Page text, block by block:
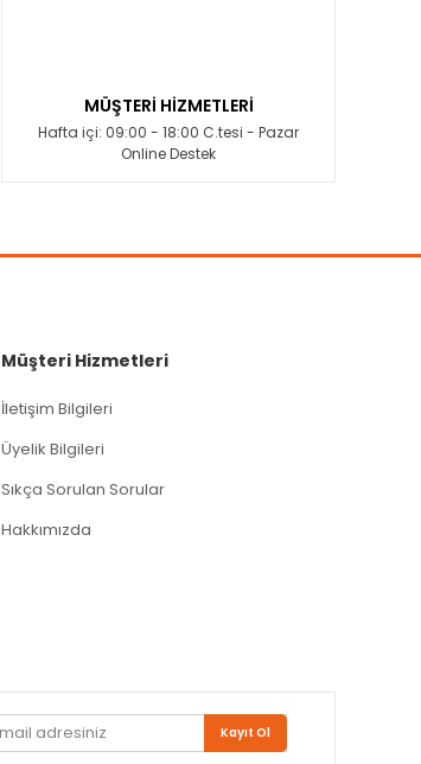
MÜŞTERİ HİZMETLERİ
Hafta içi: 09:00 - 18:00 C.tesi - Pazar
Online Destek
Müşteri Hizmetleri
İletişim Bilgileri
Üyelik Bilgileri
Sıkça Sorulan Sorular
Hakkımızda
Kayıt Ol